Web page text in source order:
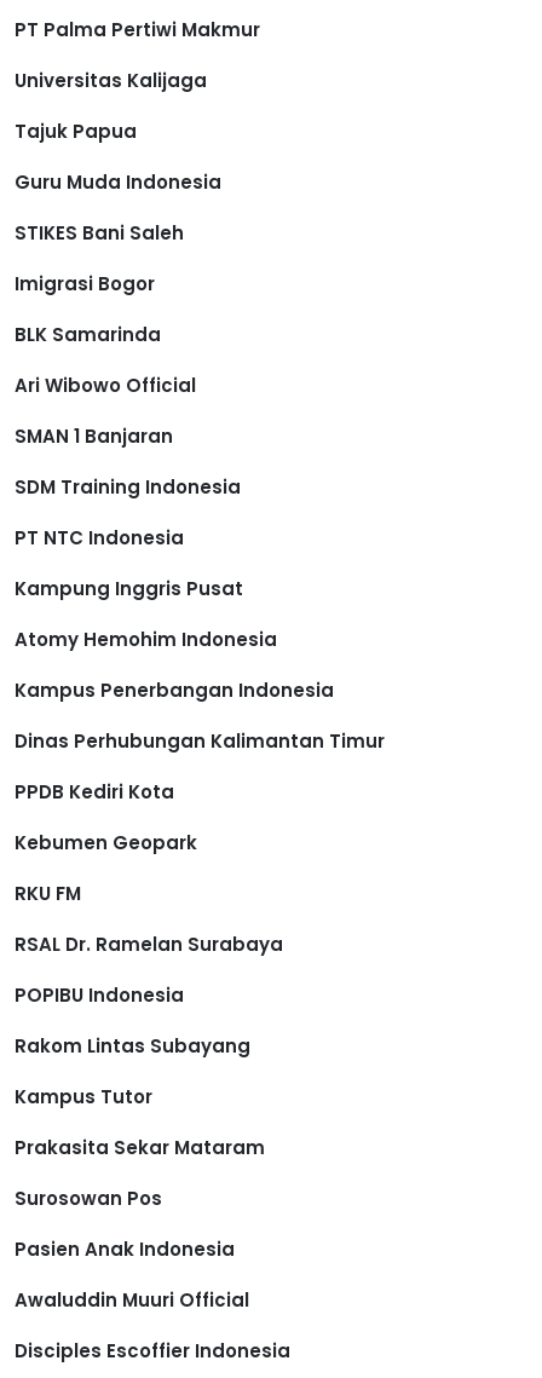
PT Palma Pertiwi Makmur
Universitas Kalijaga
Tajuk Papua
Guru Muda Indonesia
STIKES Bani Saleh
Imigrasi Bogor
BLK Samarinda
Ari Wibowo Official
SMAN 1 Banjaran
SDM Training Indonesia
PT NTC Indonesia
Kampung Inggris Pusat
Atomy Hemohim Indonesia
Kampus Penerbangan Indonesia
Dinas Perhubungan Kalimantan Timur
PPDB Kediri Kota
Kebumen Geopark
RKU FM
RSAL Dr. Ramelan Surabaya
POPIBU Indonesia
Rakom Lintas Subayang
Kampus Tutor
Prakasita Sekar Mataram
Surosowan Pos
Pasien Anak Indonesia
Awaluddin Muuri Official
Disciples Escoffier Indonesia